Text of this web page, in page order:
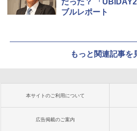
だった？ 「
ブルレポート
もっと関連記事を
本サイトのご利用について
広告掲載のご案内